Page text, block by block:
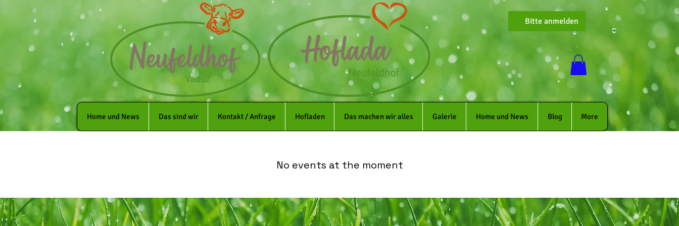
Bitte anmelden
Home und News Das sind wir Kontakt / Anfrage Hofladen Das machen wir alles Galerie Home und News Blog More
No events at the moment